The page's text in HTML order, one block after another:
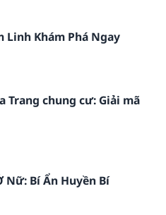
Linh Khám Phá Ngay
Trang chung cư: Giải mã
Nữ: Bí Ẩn Huyền Bí